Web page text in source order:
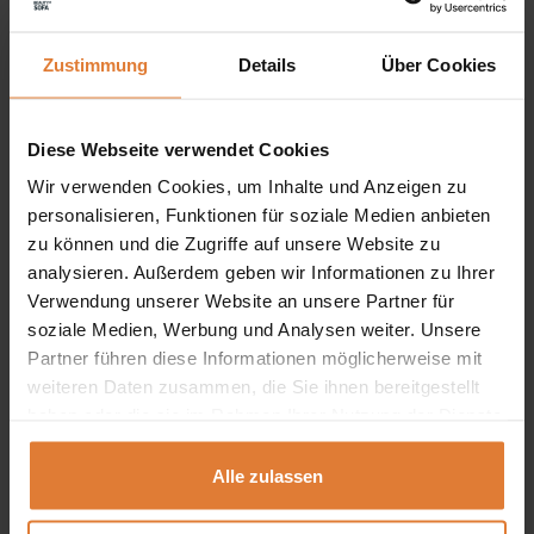
Zustimmung Details Über Cookies
Diese Webseite verwendet Cookies
Wir verwenden Cookies, um Inhalte und Anzeigen zu
personalisieren, Funktionen für soziale Medien anbieten
zu können und die Zugriffe auf unsere Website zu
analysieren. Außerdem geben wir Informationen zu Ihrer
Verwendung unserer Website an unsere Partner für
soziale Medien, Werbung und Analysen weiter. Unsere
Partner führen diese Informationen möglicherweise mit
weiteren Daten zusammen, die Sie ihnen bereitgestellt
gesammelt haben.
Alle zulassen
Innenarchitekturen zu passen.
Abmessungen:
Breite:240 cm
Länge:194 cm
Sitzhöhe:47 cm
LOUIS – Louis ist ein außergewöhnlich flauschiger und
weicher Stoff. Seine Struktur verleiht ihm einen